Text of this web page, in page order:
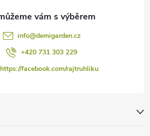
info@demigarden.cz
+420 731 303 229
https://facebook.com/rajtruhliku